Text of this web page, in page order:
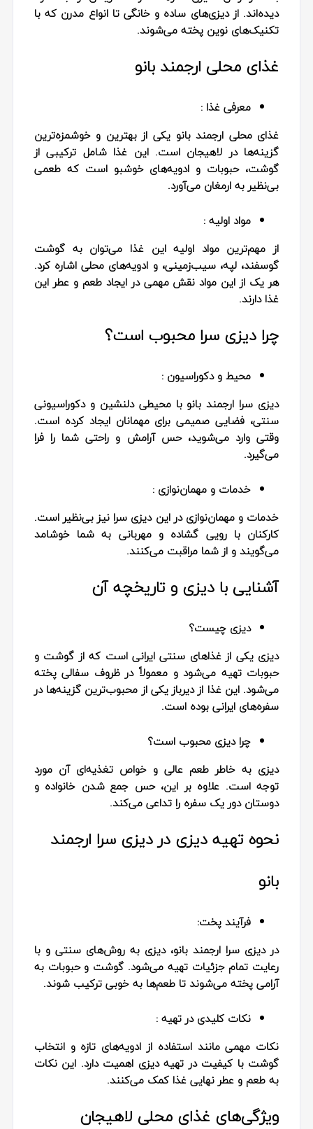
دیده‌اند. از دیزی‌های ساده و خانگی تا انواع مدرن که با
تکنیک‌های نوین پخته می‌شوند.
غذای محلی ارجمند بانو
معرفی غذا :
غذای محلی ارجمند بانو یکی از بهترین و خوشمزه‌ترین
گزینه‌ها در لاهیجان است. این غذا شامل ترکیبی از
گوشت، حبوبات و ادویه‌های خوشبو است که طعمی
بی‌نظیر به ارمغان می‌آورد.
مواد اولیه :
از مهم‌ترین مواد اولیه این غذا می‌توان به گوشت
گوسفند، لپه، سیب‌زمینی، و ادویه‌های محلی اشاره کرد.
هر یک از این مواد نقش مهمی در ایجاد طعم و عطر این
غذا دارند.
چرا دیزی سرا محبوب است؟
محیط و دکوراسیون :
دیزی سرا ارجمند بانو با محیطی دلنشین و دکوراسیونی
سنتی، فضایی صمیمی برای مهمانان ایجاد کرده است.
وقتی وارد می‌شوید، حس آرامش و راحتی شما را فرا
می‌گیرد.
خدمات و مهمان‌نوازی :
خدمات و مهمان‌نوازی در این دیزی سرا نیز بی‌نظیر است.
کارکنان با رویی گشاده و مهربانی به شما خوشامد
می‌گویند و از شما مراقبت می‌کنند.
آشنایی با دیزی و تاریخچه آن
دیزی چیست؟
دیزی یکی از غذاهای سنتی ایرانی است که از گوشت و
حبوبات تهیه می‌شود و معمولاً در ظروف سفالی پخته
می‌شود. این غذا از دیرباز یکی از محبوب‌ترین گزینه‌ها در
سفره‌های ایرانی بوده است.
چرا دیزی محبوب است؟
دیزی به خاطر طعم عالی و خواص تغذیه‌ای آن مورد
توجه است. علاوه بر این، حس جمع شدن خانواده و
دوستان دور یک سفره را تداعی می‌کند.
نحوه تهیه دیزی در دیزی سرا ارجمند
بانو
فرآیند پخت:
در دیزی سرا ارجمند بانو، دیزی به روش‌های سنتی و با
رعایت تمام جزئیات تهیه می‌شود. گوشت و حبوبات به
آرامی پخته می‌شوند تا طعم‌ها به خوبی ترکیب شوند.
نکات کلیدی در تهیه :
نکات مهمی مانند استفاده از ادویه‌های تازه و انتخاب
گوشت با کیفیت در تهیه دیزی اهمیت دارد. این نکات
به طعم و عطر نهایی غذا کمک می‌کنند.
ویژگی‌های غذای محلی لاهیجان